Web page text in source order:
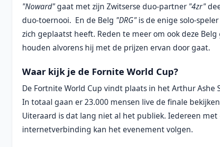
"Noward"gaat met zijn Zwitserse duo-partner "4zr"
duo-toernooi. En de Belg "DRG"is de enige solo-
zich geplaatst heeft. Reden te meer om ook deze
houden alvorens hij met de prijzen ervan door gaat.
Waar kijk je de Fornite World Cup?
De Fortnite World Cup vindt plaats in het Arthur Ashe
In totaal gaan er 23.000 mensen live de finale
Uiteraard is dat lang niet al het publiek. Iedereen met
internetverbinding kan het evenement volgen.